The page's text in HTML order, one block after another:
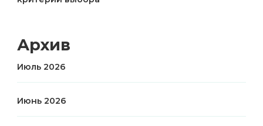
Архив
Июль 2026
Июнь 2026